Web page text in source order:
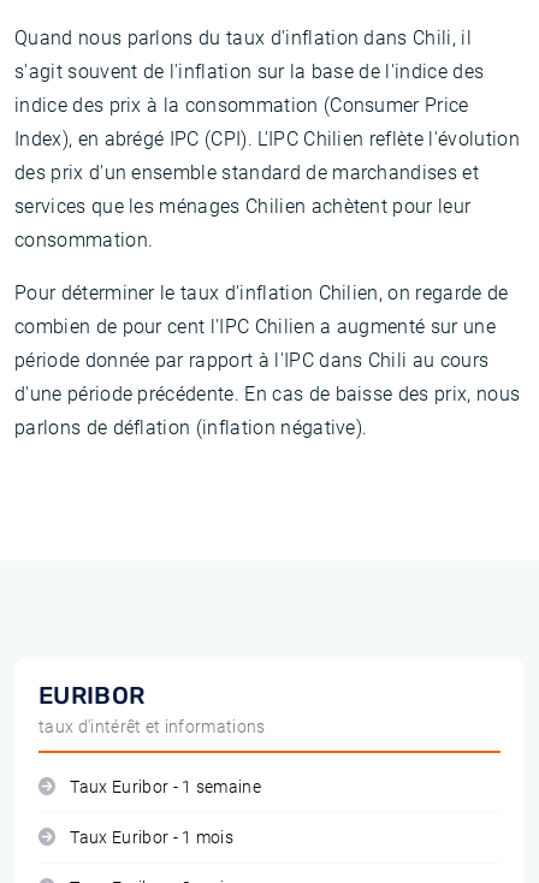
Quand nous parlons du taux d'inflation dans Chili, il
s'agit souvent de l'inflation sur la base de l'indice des
indice des prix à la consommation (Consumer Price
Index), en abrégé IPC (CPI). L'IPC Chilien reflète l'évolution
des prix d'un ensemble standard de marchandises et
services que les ménages Chilien achètent pour leur
consommation.
Pour déterminer le taux d'inflation Chilien, on regarde de
combien de pour cent l'IPC Chilien a augmenté sur une
période donnée par rapport à l'IPC dans Chili au cours
d'une période précédente. En cas de baisse des prix, nous
parlons de déflation (inflation négative).
EURIBOR
taux d'intérêt et informations
Taux Euribor - 1 semaine
Taux Euribor - 1 mois